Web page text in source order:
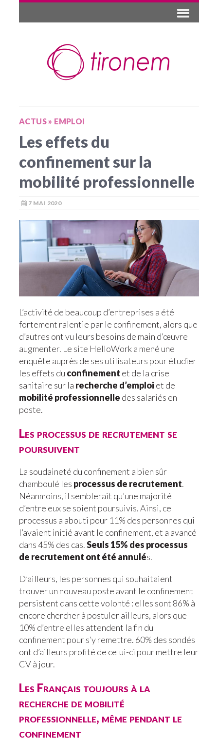
ACTUS» EMPLOI
Les effets du
confinement sur la
mobilité professionnelle
7 MAI 2020
L’activité de beaucoup d’entreprises a été
fortement ralentie par le confinement, alors que
d’autres ont vu leurs besoins de main d’œuvre
augmenter. Le site HelloWork a mené une
enquête auprès de ses utilisateurs pour étudier
les effets du confinement et de la crise
sanitaire sur la recherche d’emploi et de
mobilité professionnelle des salariés en
poste.
Les processus de recrutement se
poursuivent
La soudaineté du confinement a bien sûr
chamboulé les processus de recrutement.
Néanmoins, il semblerait qu’une majorité
d’entre eux se soient poursuivis. Ainsi, ce
processus a abouti pour 11% des personnes qui
l’avaient initié avant le confinement, et a avancé
dans 45% des cas.Seuls 15% des processus
de recrutement ont été annulés.
D’ailleurs, les personnes qui souhaitaient
trouver un nouveau poste avant le confinement
persistent dans cette volonté : elles sont 86% à
encore chercher à postuler ailleurs, alors que
10% d’entre elles attendent la fin du
confinement pour s’y remettre. 60% des sondés
ont d’ailleurs profité de celui-ci pour mettre leur
CV à jour.
Les Français toujours à la
recherche de mobilité
professionnelle, même pendant le
confinement